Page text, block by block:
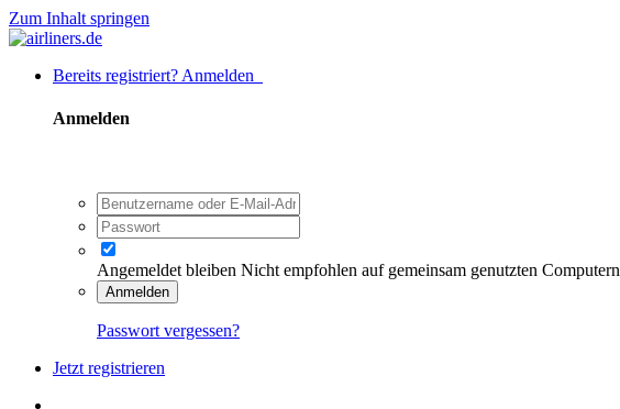
Zum Inhalt springen
Bereits registriert? Anmelden
Anmelden
Angemeldet bleiben Nicht empfohlen auf gemeinsam genutzten Computern
Anmelden
Passwort vergessen?
Jetzt registrieren